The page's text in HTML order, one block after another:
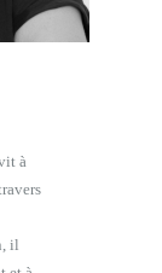
à
il